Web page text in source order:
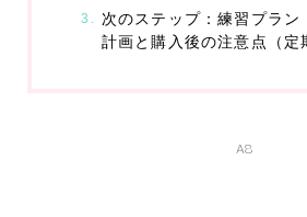
次のステップ：練習プラン
計画と購入後の注意点（定
A8